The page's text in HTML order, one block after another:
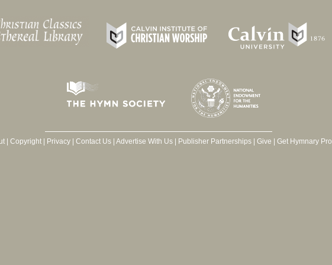
| Copyright| Privacy| Contact Us| Advertise With Us| Publisher Partnerships| Give Get Hymnary Pro